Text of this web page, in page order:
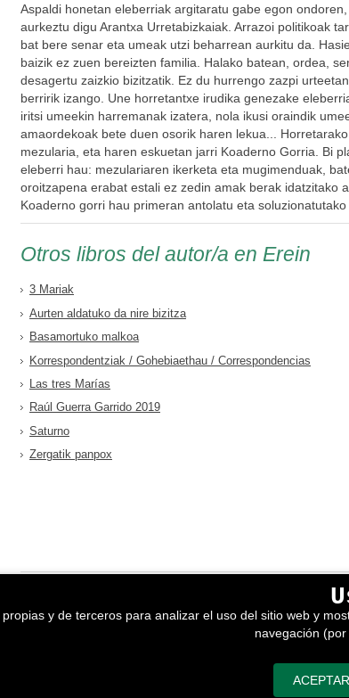
Aspaldi honetan eleberriak argitaratu gabe egon
aurkeztu digu Arantxa Urretabizkaiak. Arrazoi politikoak
bat bere senar eta umeak utzi beharrean aurkitu da.
baizik ez zuen bereizten familia. Halako batean, ordea,
desagertu zaizkio bizitzatik. Ez du hurrengo zazpi
berririk izango. Une horretantxe irudika genezake
iritsi umeekin harremanak izatera, nola ikusi oraindik
amaordekoak bete duen osorik haren lekua...
mezularia, eta haren eskuetan jarri Koaderno Gorria. Bi
eleberri hau: mezulariaren ikerketa eta mugimenduak,
oroitzapena erabat estali ez zedin amak berak idatzitako
Koaderno gorri hau primeran antolatu eta soluzionatutako
Otros libros del autor/a en Erein
3 Mariak
Aurten aldatuko da nire bizitza
Basamortuko malkoa
Korrespondentziak / Gohebiaethau / Correspondencias
Las tres Marías
Raúl Guerra Garrido 2019
Saturno
Zergatik panpox
Tolosa etorbidea 107.
Aviso legal y política de privacidad
Política de Cookies
Condiciones generales de venta
propias y de terceros para analizar el uso del sitio web y
navegación
ACEPTAR